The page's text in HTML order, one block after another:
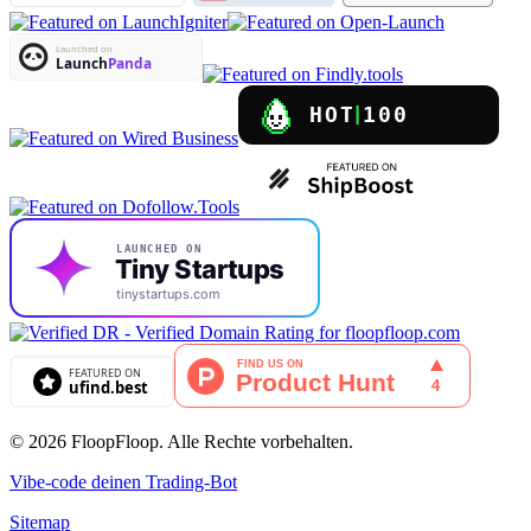
© 2026 FloopFloop. Alle Rechte vorbehalten.
Vibe-code deinen Trading-Bot
Sitemap